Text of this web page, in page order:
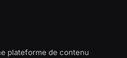
plateforme de contenu